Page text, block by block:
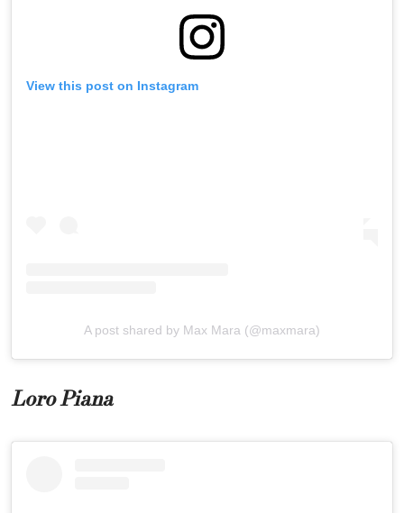
View this post on Instagram
A post shared by Max Mara (@maxmara)
Loro Piana